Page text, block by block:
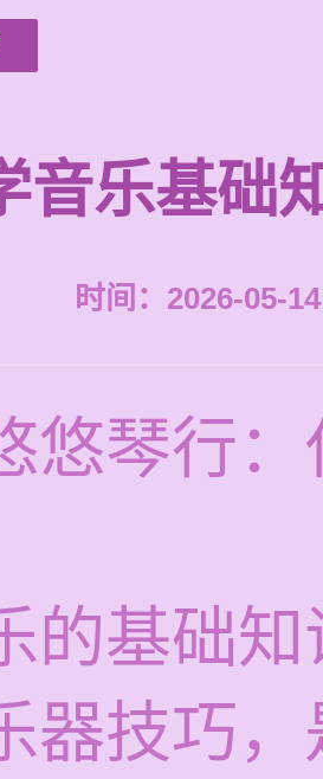
音乐基础
时间：2026-05-
悠琴行
的基础
器技巧